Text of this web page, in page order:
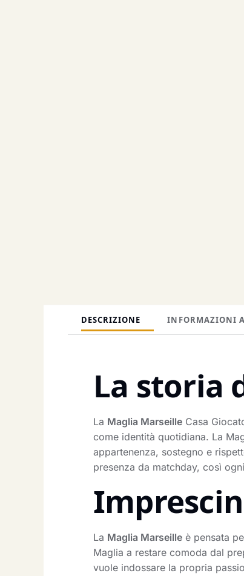
DESCRIZIONE INFORMAZIONI
La storia
La Maglia MarseilleCasa
come identità quotidiana. La
appartenenza, sostegno e
presenza da matchday, così
La Maglia Marseilleè pensata
Maglia a restare comoda dal
vuole indossare la propria